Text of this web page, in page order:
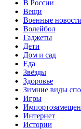
В России
Вещи
Военные новости
Волейбол
Гаджеты
Дети
Дом и сад
Еда
Звёзды
Здоровье
Зимние виды
Игры
Интернет
Истории